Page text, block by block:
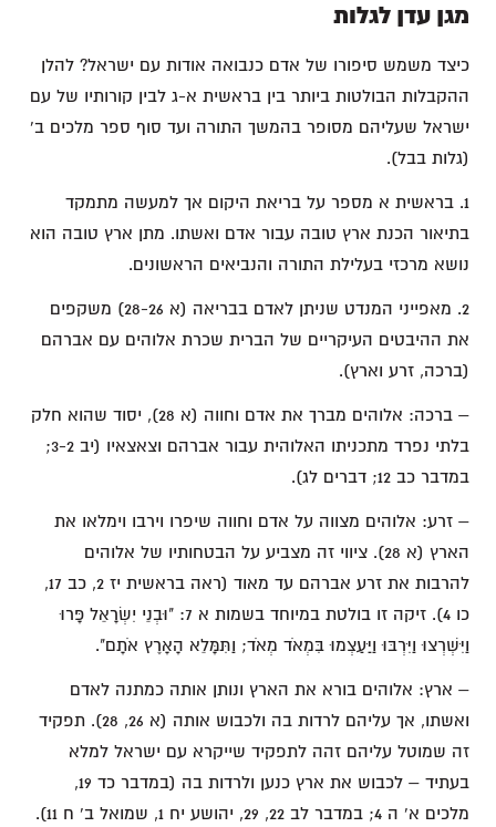
מגן עדן לגלות
כיצד משמש סיפורו של אדם כנבואה אודות עם ישראל? להלן
ההקבלות הבולטות ביותר בין בראשית א-ג לבין קורותיו של עם
ישראל שעליהם מסופר בהמשך התורה ועד סוף ספר מלכים ב'
(גלות בבל).
1. בראשית א מספר על בריאת היקום אך למעשה מתמקד
בתיאור הכנת ארץ טובה עבור אדם ואשתו. מתן ארץ טובה הוא
נושא מרכזי בעלילת התורה והנביאים הראשונים.
2. מאפייני המנדט שניתן לאדם בבריאה (א 28-26) משקפים
את ההיבטים העיקריים של הברית שכרת אלוהים עם אברהם
(ברכה, זרע וארץ).
– ברכה: אלוהים מברך את אדם וחווה (א 28), יסוד שהוא חלק
בלתי נפרד מתכניתו האלוהית עבור אברהם וצאצאיו (יב 3-2;
במדבר כב 12; דברים לג).
– זרע: אלוהים מצווה על אדם וחווה שיפרו וירבו וימלאו את
הארץ (א 28). ציווי זה מצביע על הבטחותיו של אלוהים
להרבות את זרע אברהם עד מאוד (ראה בראשית יז 2, כב 17,
כו 4). זיקה זו בולטת במיוחד בשמות א 7: "וּבְנֵי יִשְׂרָאֵל פָּרוּ
וַיִּשְׁרְצוּ וַיִּרְבּוּ וַיַּעַצְמוּ בִּמְאֹד מְאֹד; וַתִּמָּלֵא הָאָרֶץ אֹתָם".
– ארץ: אלוהים בורא את הארץ ונותן אותה כמתנה לאדם
ואשתו, אך עליהם לרדות בה ולכבוש אותה (א 26, 28). תפקיד
זה שמוטל עליהם זהה לתפקיד שייקרא עם ישראל למלא
בעתיד – לכבוש את ארץ כנען ולרדות בה (במדבר כד 19,
מלכים א' ה 4; במדבר לב 22, 29, יהושע יח 1, שמואל ב' ח 11).